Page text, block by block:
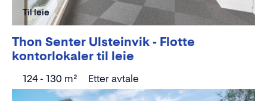
Thon Senter Ulsteinvik - Flotte
kontorlokaler til leie
124 - 130 m² Etter avtale
Til leie